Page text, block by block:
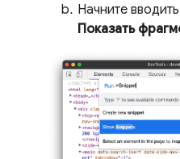
Начните вводить
Показать